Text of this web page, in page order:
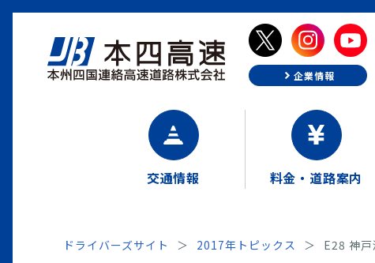
企業情報
交通情報 料金・道路案内
ドライバーズサイト 2017年トピックス E28 神